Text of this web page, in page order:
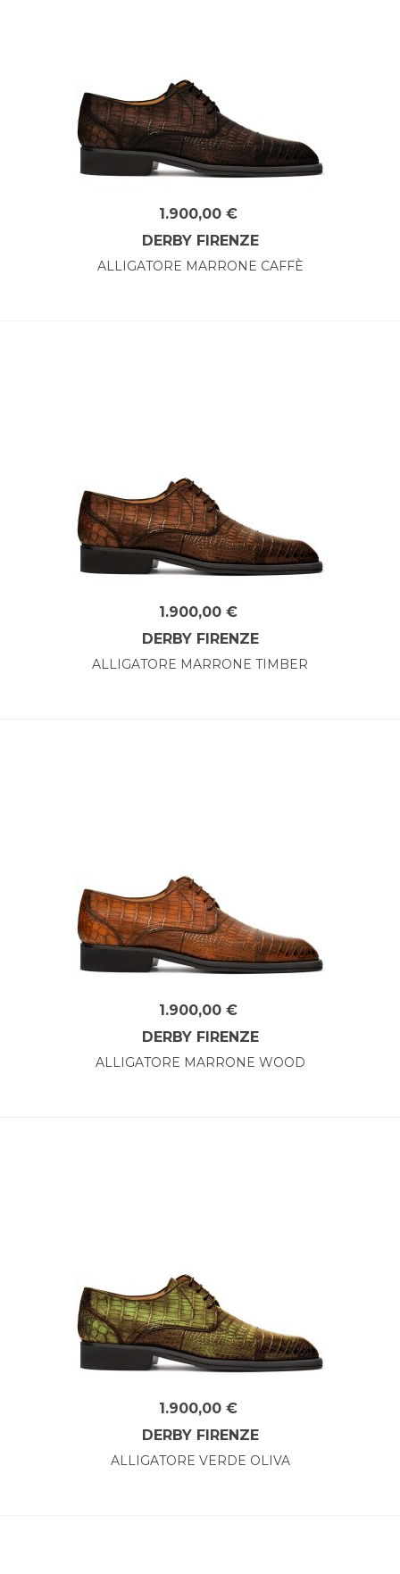
1.900,00 €
DERBY FIRENZE
ALLIGATORE MARRONE CAFFÈ
1.900,00 €
DERBY FIRENZE
ALLIGATORE MARRONE TIMBER
1.900,00 €
DERBY FIRENZE
ALLIGATORE MARRONE WOOD
1.900,00 €
DERBY FIRENZE
ALLIGATORE VERDE OLIVA